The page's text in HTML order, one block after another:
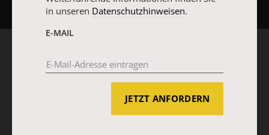
in unseren Datenschutzhinweisen.
E-MAIL
JETZT ANFORDERN